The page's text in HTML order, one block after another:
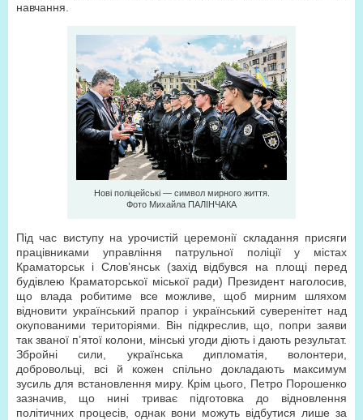
навчання.
Нові поліцейські — символ мирного життя.
Фото Михайла ПАЛІНЧАКА
Під час виступу на урочистій церемонії складання присяги
працівниками управління патрульної поліції у містах
Краматорськ і Слов’янськ (захід відбувся на площі перед
будівлею Краматорської міської ради) Президент наголосив,
що влада робитиме все можливе, щоб мирним шляхом
відновити український прапор і український суверенітет над
окупованими територіями. Він підкреслив, що, попри заяви
так званої п’ятої колони, мінські угоди діють і дають результат.
Збройні сили, українська дипломатія, волонтери,
добровольці, всі й кожен спільно докладають максимум
зусиль для встановлення миру. Крім цього, Петро Порошенко
зазначив, що нині триває підготовка до відновлення
політичних процесів, однак вони можуть відбутися лише за